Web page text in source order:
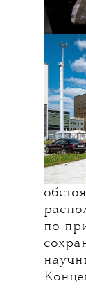
В нем
в
и
по